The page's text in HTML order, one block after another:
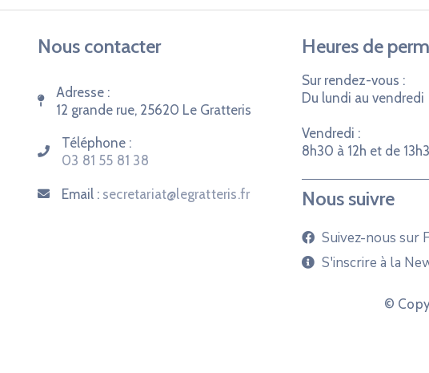
Nous contacter
Adresse :
12 grande rue, 25620 Le Gratteris
Téléphone :
03 81 55 81 38
Email : secretariat@legratteris.fr
Heures de
Sur rendez-vous :
Du lundi au vendredi
Vendredi :
8h30 à 12h et de
Nous suivre
Suivez-nous sur
S'inscrire à la
©